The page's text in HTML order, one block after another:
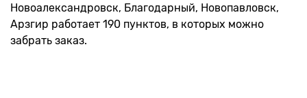
Новоалександровск, Благодарный, Новопавловск,
Арзгир работает 190 пунктов, в которых можно
забрать заказ.